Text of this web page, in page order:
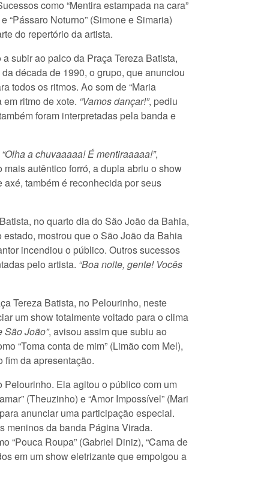
como “Mentira estampada na cara”
“Pássaro Noturno” (Simone e Simaria)
do repertório da artista.
subir ao palco da Praça Tereza Batista,
década de 1990, o grupo, que anunciou
todos os ritmos. Ao som de “Maria
ritmo de xote. “Vamos dançar!”, pediu
foram interpretadas pela banda e
“Olha a chuvaaaaa! É mentiraaaaa!”,
autêntico forró, a dupla abriu o show
axé, também é reconhecida por seus
no quarto dia do São João da Bahia,
mostrou que o São João da Bahia
incendiou o público. Outros sucessos
pelo artista. “Boa noite, gente! Vocês
Tereza Batista, no Pelourinho, neste
um show totalmente voltado para o clima
São João”, avisou assim que subiu ao
“Toma conta de mim” (Limão com Mel),
fim da apresentação.
Pelourinho. Ela agitou o público com um
(Theuzinho) e “Amor Impossível” (Mari
anunciar uma participação especial.
meninos da banda Página Virada.
“Pouca Roupa” (Gabriel Diniz), “Cama de
em um show eletrizante que empolgou a